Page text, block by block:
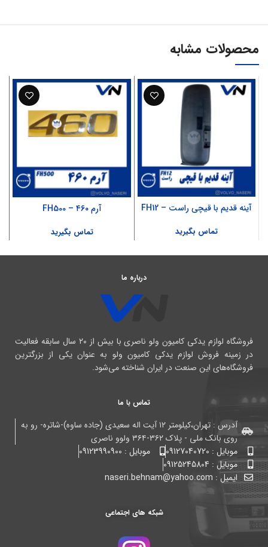
محصولات مشابه
آینه قدیم با قیچی راست – FH12
تماس بگیرید
آرم ۴۶۰ – FH500
تماس بگیرید
درباره ما
فروشگاه لوازم یدکی کامیون ولو ناصری با بیش از ۲۰ سال سابقه فعالیت
در زمینه فروش لوازم یدکی کامیون ولو به عنوان یکی از بزرگترین
فروشگاه‌های این صنعت در ایران شناخته می‌شود.
تماس با ما
آدرس : تهران،کیلومتر ۱۲ آیت اله سعیدی (جاده ساوه)-شاتره- رو به
روی بانک ملی - پلاک ۳۶۲-۳۶۴ ولوو ناصری
موبایل : 09127040720
موبایل : 09123990900
موبایل : 09125245804
ایمیل : naseri.behnam@yahoo.com
شبکه های اجتماعی